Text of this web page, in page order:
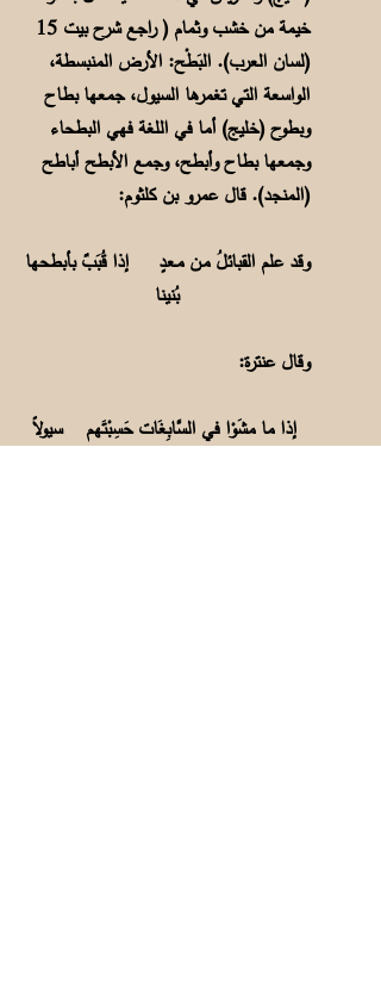
خيمة من خشب وثمام ( راجع شرح بيت 15
(لسان العرب). البَطْح: الأرض المنبسطة،
الواسعة التي تغمرها السيول، جمعها بطاح
وبطوح (خليج) أما في اللغة فهي البطحاء
وجمعها بطاح وأبطح، وجمع الأبطح أباطح
(المنجد). قال عمرو بن كلثوم:
وقد علم القبائلُ مـن مـعدٍ إذا قُبَبٌ بأبطحها
بُنينا
وقال عنترة:
إذا ما مشَوْا في السَّابِغَات حَسِبْتَهم سيولاً